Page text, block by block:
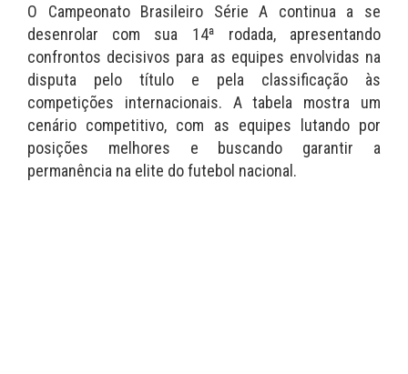
O Campeonato Brasileiro Série A continua a se
desenrolar com sua 14ª rodada, apresentando
confrontos decisivos para as equipes envolvidas na
disputa pelo título e pela classificação às
competições internacionais. A tabela mostra um
cenário competitivo, com as equipes lutando por
posições melhores e buscando garantir a
permanência na elite do futebol nacional.